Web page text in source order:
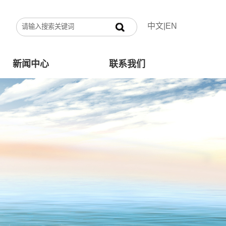
中文 EN
新闻中心
公司新闻
行业资讯
联系我们
联系方式
在线留言